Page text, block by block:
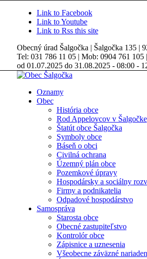
Link to Facebook
Link to Youtube
Link to Rss this site
Obecný úrad Šalgočka | Šalgočka 135 |
Tel: 031 786 11 05 | Mob: 0904 761 105
od 01.07.2025 do 31.08.2025 - 08:00 -
Oznamy
Obec
História obce
Rod Appelovcov v Šalgočke
Štatút obce Šalgočka
Symboly obce
Báseň o obci
Civilná ochrana
Územný plán obce
Pozemkové úpravy
Hospodársky a sociálny
Firmy a podnikatelia
Odpadové hospodárstvo
Samospráva
Starosta obce
Obecné zastupiteľstvo
Kontrolór obce
Zápisnice a uznesenia
Všeobecne záväzné